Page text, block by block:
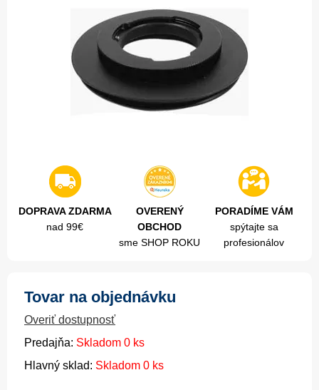
DOPRAVA ZDARMA
nad 99€
OVERENÝ
OBCHOD
sme SHOP ROKU
PORADÍME VÁM
spýtajte sa
profesionálov
Tovar na objednávku
Overiť dostupnosť
Predajňa: Skladom 0 ks
Hlavný sklad: Skladom 0 ks